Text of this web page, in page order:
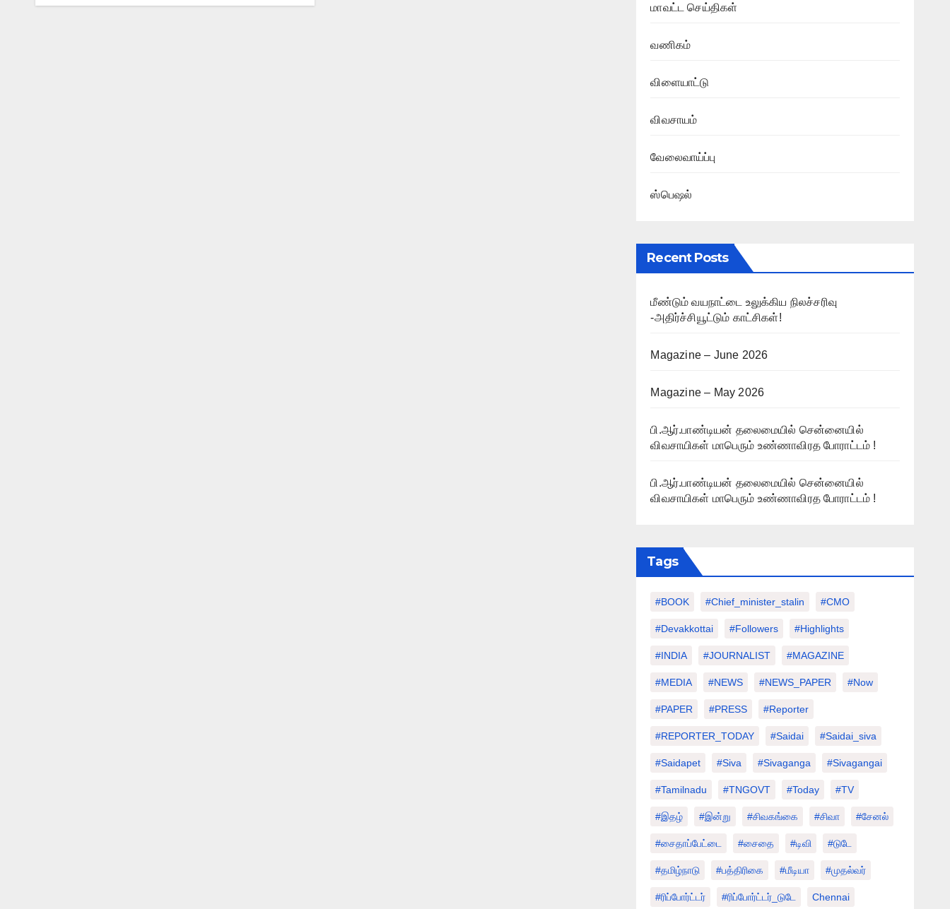
மாவட்ட செய்திகள்
வணிகம்
விளையாட்டு
விவசாயம்
வேலைவாய்ப்பு
ஸ்பெஷல்
Recent Posts
மீண்டும் வயநாட்டை உலுக்கிய நிலச்சரிவு
-அதிர்ச்சியூட்டும் காட்சிகள்!
Magazine – June 2026
Magazine – May 2026
பி.ஆர்.பாண்டியன் தலைமையில் சென்னையில்
விவசாயிகள் மாபெரும் உண்ணாவிரத போராட்டம் !
பி.ஆர்.பாண்டியன் தலைமையில் சென்னையில்
விவசாயிகள் மாபெரும் உண்ணாவிரத போராட்டம் !
Tags
#BOOK #chief_minister_stalin #CMO
#devakkottai #followers #highlights
#INDIA #JOURNALIST #MAGAZINE
#MEDIA #NEWS #NEWS_PAPER #Now
#PAPER #PRESS #Reporter
#REPORTER_TODAY #saidai #saidai_siva
#saidapet #Siva #Sivaganga #sivagangai
#tamilnadu #TNGOVT #today #TV
#இதழ் #இன்று #சிவகங்கை #சிவா #சேனல்
#சைதாப்பேட்டை #சைதை #டிவி #டுடே
#தமிழ்நாடு #பத்திரிகை #மீடியா #முதல்வர்
#ரிப்போர்ட்டர் #ரிப்போர்ட்டர்_டுடே Chennai